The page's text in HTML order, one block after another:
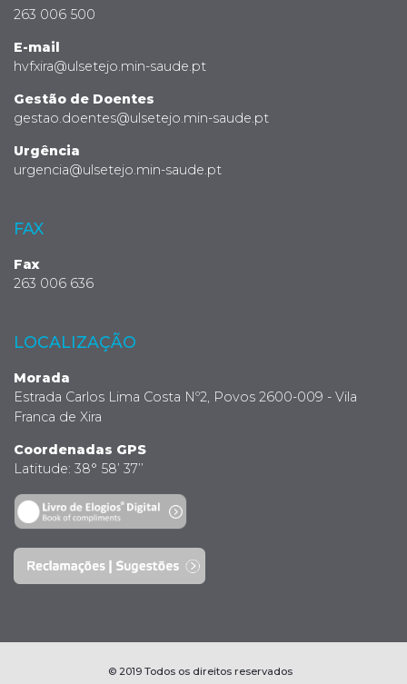
263 006 500
E-mail
hvfxira@ulsetejo.min-saude.pt
Gestão de Doentes
gestao.doentes@ulsetejo.min-saude.pt
Urgência
urgencia@ulsetejo.min-saude.pt
FAX
Fax
263 006 636
LOCALIZAÇÃO
Morada
Estrada Carlos Lima Costa Nº2, Povos 2600-009 - Vila
Franca de Xira
Coordenadas GPS
Latitude: 38° 58’ 37’’
© 2019 Todos os direitos reservados